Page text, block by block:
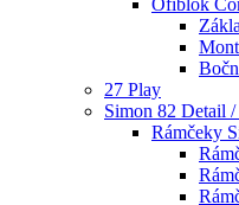
Ofiblok
27 Play
Simon 82 Detail /
Rámčeky